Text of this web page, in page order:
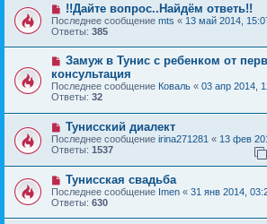
!!Дайте вопрос..Найдём ответь!!
Последнее сообщение mts « 13 май 2014,
Ответы: 385
Замуж в Тунис с ребенком от
консультация
Последнее сообщение Коваль « 03 апр 2014,
Ответы: 32
Тунисский диалект
Последнее сообщение irina271281 « 13 фев
Ответы: 1537
Тунисская свадьба
Последнее сообщение Imen « 31 янв 2014,
Ответы: 630